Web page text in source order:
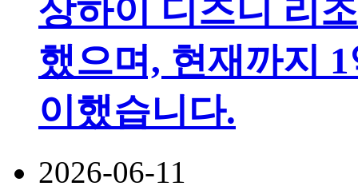
상하이 디즈니 리
했으며, 현재까지
이했습니다.
2026-06-11